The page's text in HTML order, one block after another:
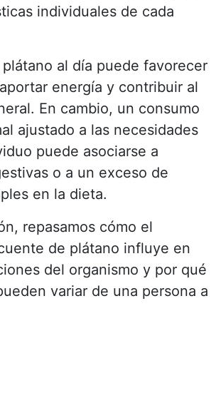
individuales de cada
al día puede favorecer
energía y contribuir al
En cambio, un consumo
ajustado a las necesidades
puede asociarse a
o a un exceso de
en la dieta.
repasamos cómo el
de plátano influye en
del organismo y por qué
variar de una persona a